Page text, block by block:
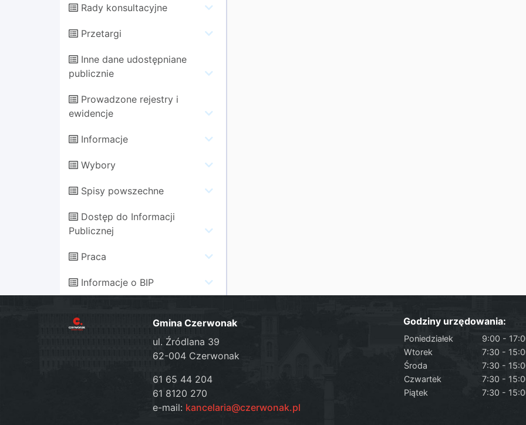
Rady konsultacyjne
Przetargi
Inne dane udostępniane
publicznie
Prowadzone rejestry i
ewidencje
Informacje
Wybory
Spisy powszechne
Dostęp do Informacji
Publicznej
Praca
Informacje o BIP
Gmina Czerwonak
ul. Źródlana 39
62-004 Czerwonak
61 65 44 204
61 8120 270
e-mail: kancelaria@czerwonak.pl
Godziny urzędowania:
Poniedziałek
9:00 -
Wtorek
7:30 -
Środa
7:30 -
Czwartek
7:30 -
Piątek
7:30 -